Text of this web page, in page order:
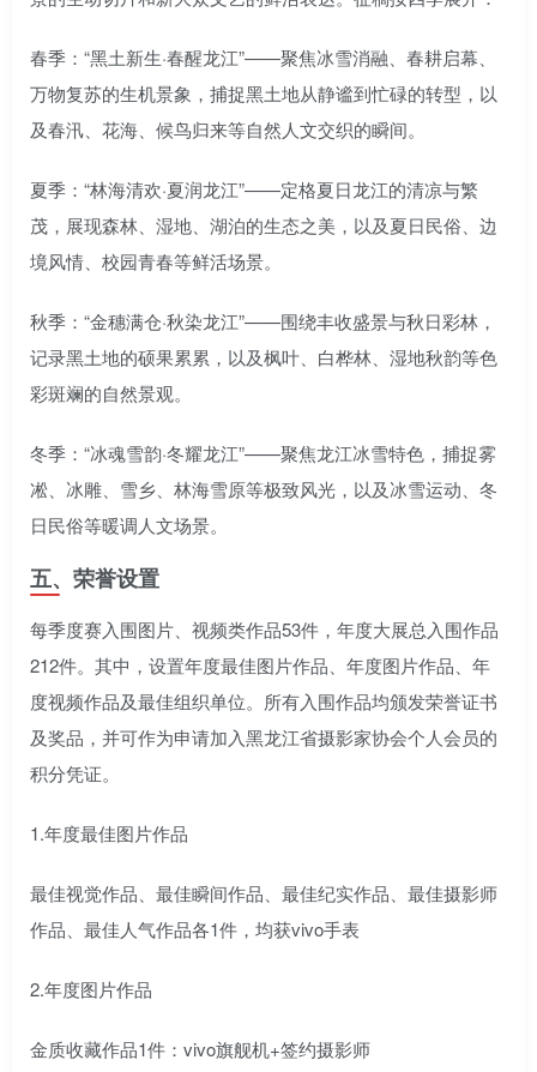
春季：“黑土新生·春醒龙江”——聚焦冰雪消融、春耕启幕、
万物复苏的生机景象，捕捉黑土地从静谧到忙碌的转型，以
及春汛、花海、候鸟归来等自然人文交织的瞬间。
夏季：“林海清欢·夏润龙江”——定格夏日龙江的清凉与繁
茂，展现森林、湿地、湖泊的生态之美，以及夏日民俗、边
境风情、校园青春等鲜活场景。
秋季：“金穗满仓·秋染龙江”——围绕丰收盛景与秋日彩林，
记录黑土地的硕果累累，以及枫叶、白桦林、湿地秋韵等色
彩斑斓的自然景观。
冬季：“冰魂雪韵·冬耀龙江”——聚焦龙江冰雪特色，捕捉雾
凇、冰雕、雪乡、林海雪原等极致风光，以及冰雪运动、冬
日民俗等暖调人文场景。
五、荣誉设置
每季度赛入围图片、视频类作品53件，年度大展总入围作品
212件。其中，设置年度最佳图片作品、年度图片作品、年
度视频作品及最佳组织单位。所有入围作品均颁发荣誉证书
及奖品，并可作为申请加入黑龙江省摄影家协会个人会员的
积分凭证。
1.年度最佳图片作品
最佳视觉作品、最佳瞬间作品、最佳纪实作品、最佳摄影师
作品、最佳人气作品各1件，均获vivo手表
2.年度图片作品
金质收藏作品1件：vivo旗舰机+签约摄影师